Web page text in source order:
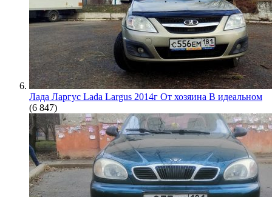
Лада Ларгус Lada Largus 2014г От хозяина В идеальном
(6 847)